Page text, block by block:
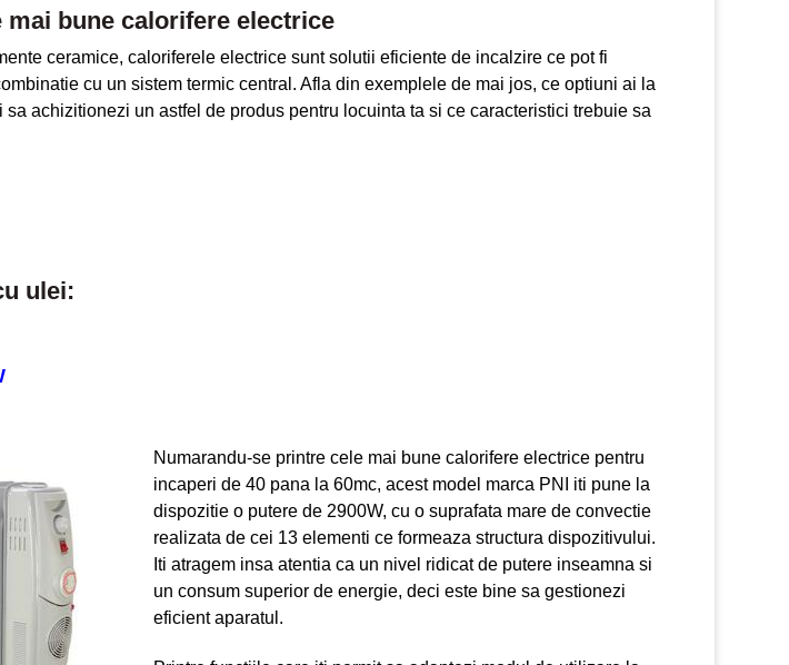
mai bune calorifere electrice
ceramice, caloriferele electrice sunt solutii eficiente de incalzire ce pot fi
cu un sistem termic central. Afla din exemplele de mai jos, ce optiuni ai la
achizitionezi un astfel de produs pentru locuinta ta si ce caracteristici trebuie sa
ulei:
Numarandu-se printre cele mai bune calorifere electrice pentru
incaperi de 40 pana la 60mc, acest model marca PNI iti pune la
dispozitie o putere de 2900W, cu o suprafata mare de convectie
realizata de cei 13 elementi ce formeaza structura dispozitivului.
Iti atragem insa atentia ca un nivel ridicat de putere inseamna si
un consum superior de energie, deci este bine sa gestionezi
eficient aparatul.